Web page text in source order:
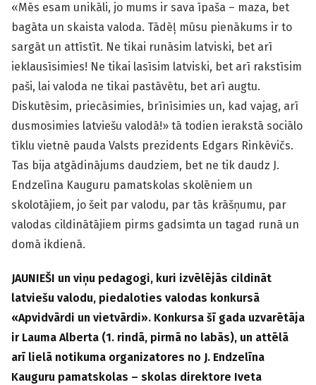
«Mēs esam unikāli, jo mums ir sava īpaša – maza, bet
bagāta un skaista valoda. Tādēļ mūsu pienākums ir to
sargāt un attīstīt. Ne tikai runāsim latviski, bet arī
ieklausīsimies! Ne tikai lasīsim latviski, bet arī rakstīsim
paši, lai valoda ne tikai pastāvētu, bet arī augtu.
Diskutēsim, priecāsimies, brīnīsimies un, kad vajag, arī
dusmosimies latviešu valodā!» tā todien ierakstā sociālo
tīklu vietnē pauda Valsts prezidents Edgars Rinkēvičs.
Tas bija atgādinājums daudziem, bet ne tik daudz J.
Endzelīna Kauguru pamatskolas skolēniem un
skolotājiem, jo šeit par valodu, par tās krāšņumu, par
valodas cildinātājiem pirms gadsimta un tagad runā un
domā ikdienā.
JAUNIEŠI un viņu pedagogi, kuri izvēlējās cildināt
latviešu valodu, piedaloties valodas konkursā
«Apvidvārdi un vietvārdi». Konkursa šī gada uzvarētāja
ir Lauma Alberta (1. rindā, pirmā no labās), un attēlā
arī lielā notikuma organizatores no J. Endzelīna
Kauguru pamatskolas – skolas direktore Iveta